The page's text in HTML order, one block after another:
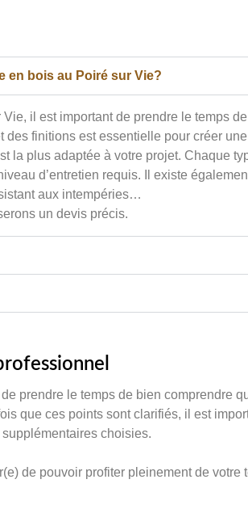
en bois au Poiré sur Vie?
il est important de prendre le temps
finitions est essentielle pour créer
la plus adaptée à votre projet. Chaque
d’entretien requis. Il existe
aux intempéries…
un devis précis.
prendre le temps de bien comprendre
que ces points sont clarifiés, il est
choisies.
de pouvoir profiter pleinement de votre